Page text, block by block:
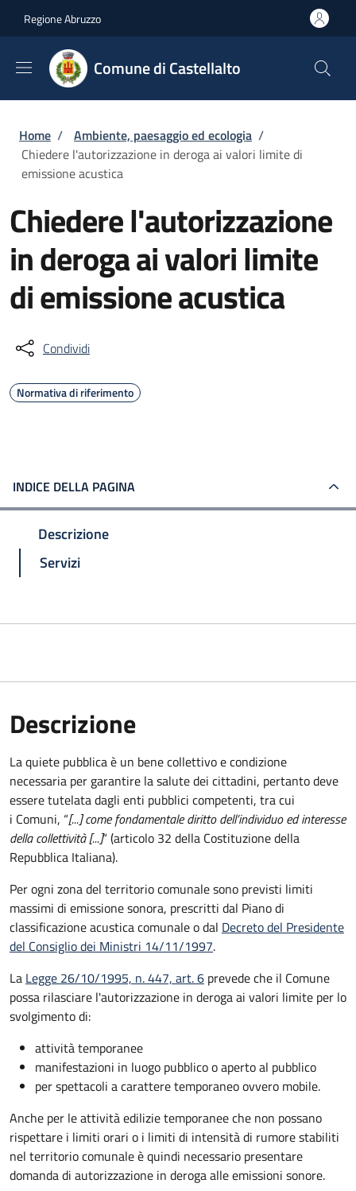
Regione Abruzzo
Comune di Castellalto
Briciole di pane
Home / Ambiente, paesaggio ed ecologia /
Chiedere l'autorizzazione in deroga ai valori limite di
emissione acustica
Chiedere l'autorizzazione
in deroga ai valori limite
di emissione acustica
Condividi
Normativa di riferimento
INDICE DELLA PAGINA
Descrizione
Servizi
Descrizione
La quiete pubblica è un bene collettivo e condizione
necessaria per garantire la salute dei cittadini, pertanto deve
essere tutelata dagli enti pubblici competenti, tra cui
i Comuni, “[...] come fondamentale diritto dell’individuo ed interesse
della collettività [...]“ (articolo 32 della Costituzione della
Repubblica Italiana).
Per ogni zona del territorio comunale sono previsti limiti
massimi di emissione sonora, prescritti dal Piano di
classificazione acustica comunale o dal Decreto del Presidente
del Consiglio dei Ministri 14/11/1997.
La Legge 26/10/1995, n. 447, art. 6 prevede che il Comune
possa rilasciare l'autorizzazione in deroga ai valori limite per lo
svolgimento di:
attività temporanee
manifestazioni in luogo pubblico o aperto al pubblico
per spettacoli a carattere temporaneo ovvero mobile.
Anche per le attività edilizie temporanee che non possano
rispettare i limiti orari o i limiti di intensità di rumore stabiliti
nel territorio comunale è quindi necessario presentare
domanda di autorizzazione in deroga alle emissioni sonore.